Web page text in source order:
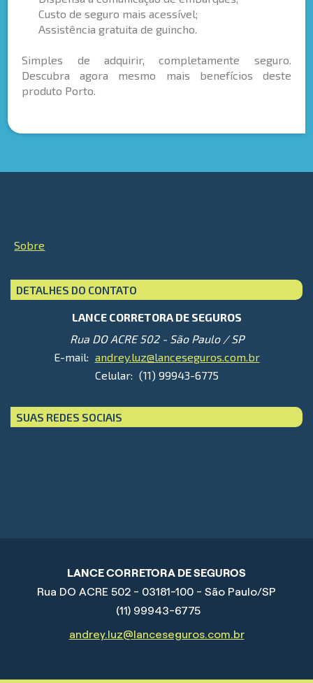
Custo de seguro mais acessível;
Assistência gratuita de guincho.
Simples de adquirir, completamente seguro.
Descubra agora mesmo mais benefícios deste
produto Porto.
Sobre
DETALHES DO CONTATO
LANCE CORRETORA DE SEGUROS
Rua DO ACRE 502 - São Paulo / SP
E-mail: andrey.luz@lanceseguros.com.br
Celular: (11) 99943-6775
SUAS REDES SOCIAIS
LANCE CORRETORA DE SEGUROS
Rua DO ACRE 502 - 03181-100 - São Paulo/SP
(11) 99943-6775
andrey.luz@lanceseguros.com.br